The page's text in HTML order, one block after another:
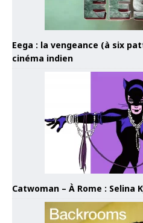
Eega : la vengeance (à six
cinéma indien
Catwoman – À Rome : Selina